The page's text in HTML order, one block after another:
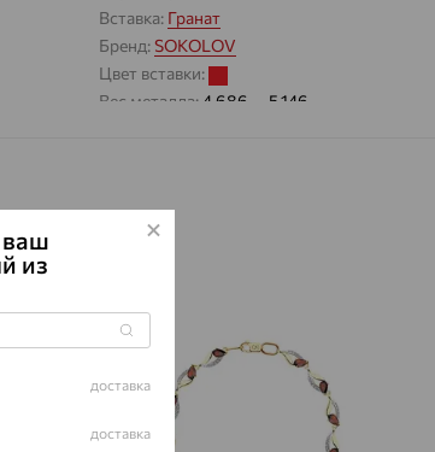
Вставка: Гранат
Бренд:SOKOLOV
Цвет вставки:
Вес металла: 4.686 — 5.146
ПРОИСХОЖДЕНИЕ
ваш
из
доставка
доставка